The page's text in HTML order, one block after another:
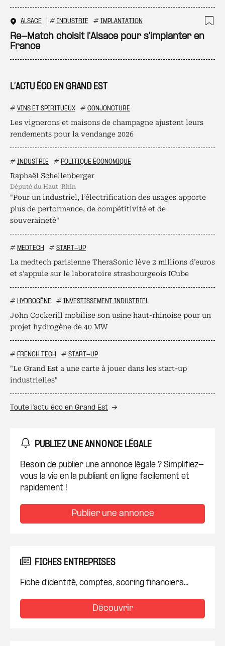
L’ACTU ÉCO EN GRAND EST
# VINS ET SPIRITUEUX # CONJONCTURE
Les vignerons et maisons de champagne ajustent leurs
rendements pour la vendange 2026
# INDUSTRIE # POLITIQUE ÉCONOMIQUE
Raphaël Schellenberger
député du Haut-Rhin
"Pour un industriel, l’électrification des usages apporte
plus de performance, de compétitivité et de
souveraineté"
# MEDTECH # START-UP
La medtech parisienne TheraSonic lève 2 millions d’euros
et s’appuie sur le laboratoire strasbourgeois ICube
# HYDROGÈNE # INVESTISSEMENT INDUSTRIEL
John Cockerill mobilise son usine haut-rhinoise pour un
projet hydrogène de 40 MW
# FRENCH TECH # START-UP
"Le Grand Est a une carte à jouer dans les start-up
industrielles"
Toute l’actu éco en Grand Est
PUBLIEZ UNE ANNONCE LÉGALE
Besoin de publier une annonce légale ? Simplifiez-
vous la vie en la publiant en ligne facilement et
rapidement !
Publier une annonce
FICHES ENTREPRISES
Fiche d'identité, comptes, scoring financiers...
Découvrir
ALSACE # INDUSTRIE # IMPLANTATION
Re-Match choisit l'Alsace pour s'implanter en
France